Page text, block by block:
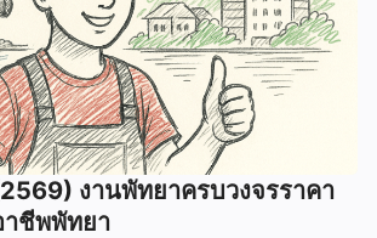
งานพัทยาครบวงจรราคา
าชีพพัทยา